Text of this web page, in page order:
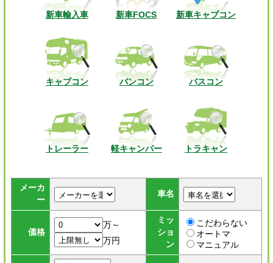
新車輸入車 新車FOCS 新車キャブコン
キャブコン バンコン バスコン
トレーラー 軽キャンパー トラキャン
メーカ
ー
車名
価格
万～
万円
ミッ
ショ
ン
こだわらない
オートマ
マニュアル